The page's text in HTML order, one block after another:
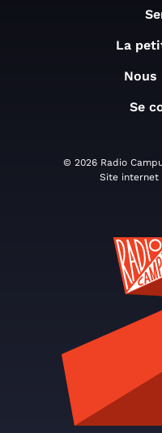
La
Nous
Se
© 2026 Radio
Site internet